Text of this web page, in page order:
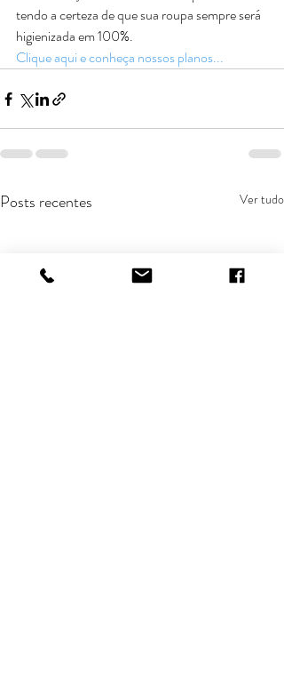
tendo a certeza de que sua roupa sempre será
higienizada em 100%.
Clique aqui e conheça nossos planos...
Posts recentes Ver tudo